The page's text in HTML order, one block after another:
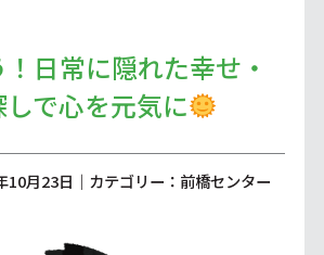
日常に隠れた幸せ・
で心を元気に
10月23日｜カテゴリー：前橋センター